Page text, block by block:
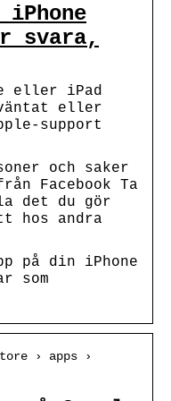
iPhone
svara,
eller iPad
eller
support
och saker
Facebook Ta
det du gör
hos andra
på din iPhone
som
› apps ›